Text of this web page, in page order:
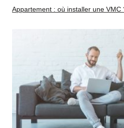
Appartement : où installer une VMC